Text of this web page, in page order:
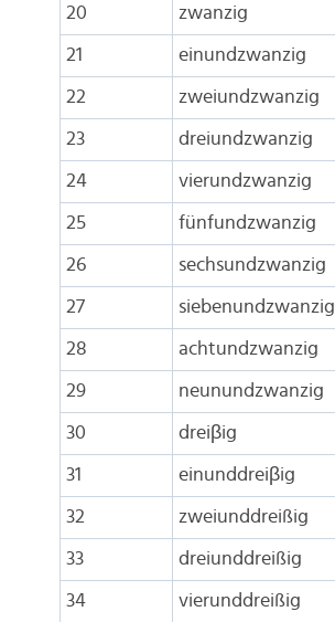
20 zwanzig
21 einundzwanzig
22 zweiundzwanzig
23 dreiundzwanzig
24 vierundzwanzig
25 fünfundzwanzig
26 sechsundzwanzig
27 siebenundzwanzig
28 achtundzwanzig
29 neunundzwanzig
30 dreiβig
31 einunddreiβig
32 zweiunddreißig
33 dreiunddreißig
34 vierunddreißig